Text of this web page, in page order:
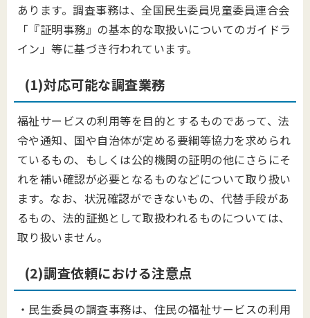
あります。調査事務は、全国民生委員児童委員連合会
「『証明事務』の基本的な取扱いについてのガイドラ
イン」等に基づき行われています。
(1)対応可能な調査業務
福祉サービスの利用等を目的とするものであって、法
令や通知、国や自治体が定める要綱等協力を求められ
ているもの、もしくは公的機関の証明の他にさらにそ
れを補い確認が必要となるものなどについて取り扱い
ます。なお、状況確認ができないもの、代替手段があ
るもの、法的証拠として取扱われるものについては、
取り扱いません。
(2)調査依頼における注意点
・民生委員の調査事務は、住民の福祉サービスの利用